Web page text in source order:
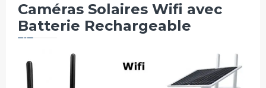
Caméras Solaires Wifi avec
Batterie Rechargeable